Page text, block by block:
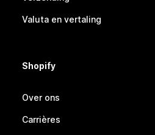
Valuta en vertaling
Shopify
Over ons
Carrières